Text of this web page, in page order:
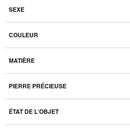
SEXE
COULEUR
MATIÈRE
PIERRE PRÉCIEUSE
ÉTAT DE L'OBJET